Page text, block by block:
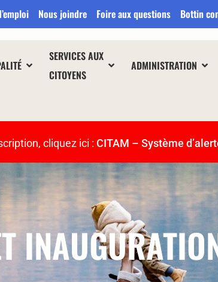
Nous joindre Foire aux questions Bottin
SERVICES AUX
CITOYENS
ADMINISTRATION
cliquez ici : CITAM – Système